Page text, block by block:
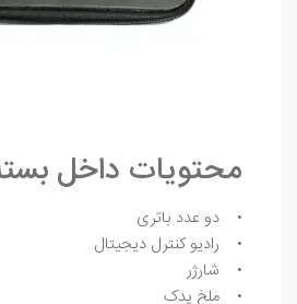
محتویات داخل
• دو عدد باتری
• رادیو کنترل دیجیتال
• شارژر
• ملخ یدک